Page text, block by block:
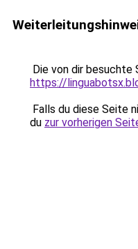
Die von dir besuchte
https://
Falls du diese Seite
du zur vorherigen